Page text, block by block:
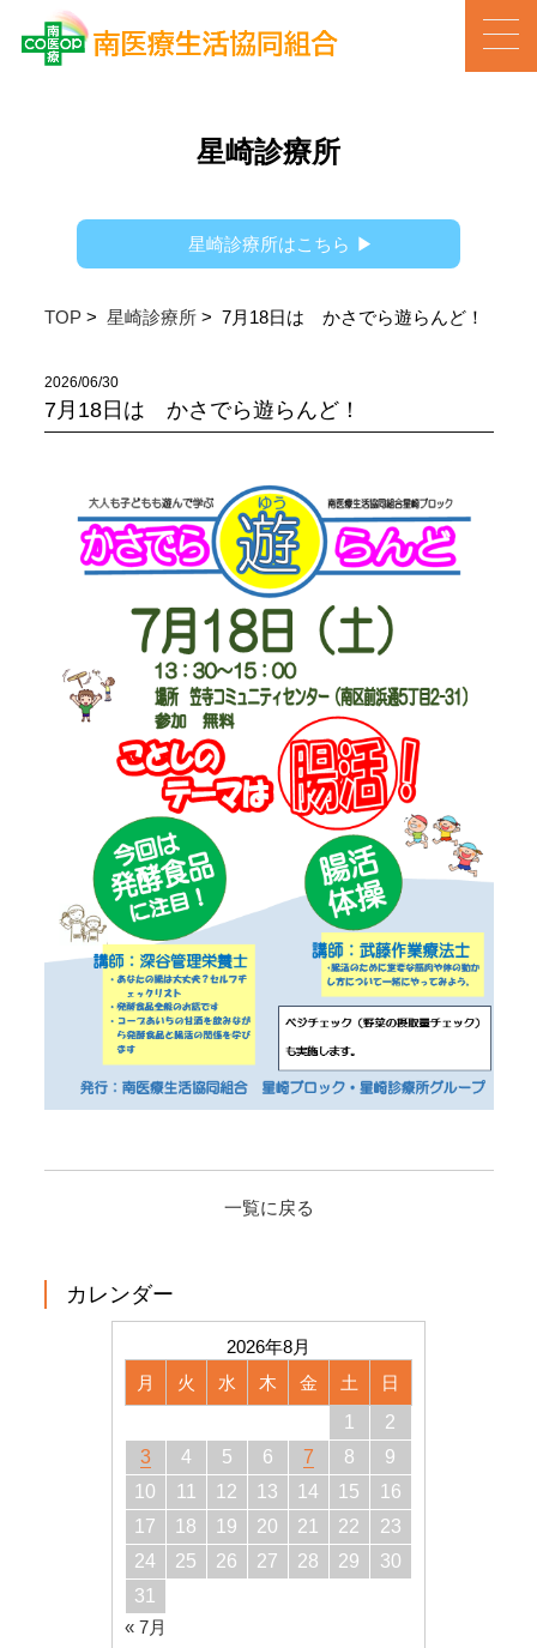
星崎診療所
星崎診療所はこちら ▶
TOP> 星崎診療所> 7月18日は かさでら遊らんど！
2026/06/30
7月18日は かさでら遊らんど！
一覧に戻る
カレンダー
2026年8月
月
火 水 木 金 土
日
1
2
3
4 5 6 7 8
9
10
11 12 13 14 15
16
17
18 19 20 21 22
23
24
25 26 27 28 29
30
31
« 7月